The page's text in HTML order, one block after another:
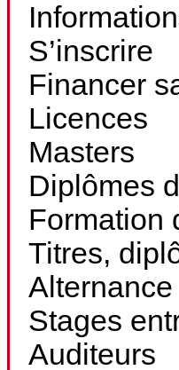
S’inscrire
Financer
Licences
Masters
Diplômes
Formation
Titres,
Alternance
Stages
Auditeurs